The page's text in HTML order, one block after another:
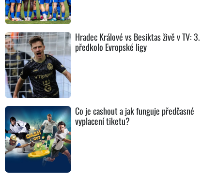
Hradec Králové vs Besiktas živě v TV: 3.
předkolo Evropské ligy
Co je cashout a jak funguje předčasné
vyplacení tiketu?